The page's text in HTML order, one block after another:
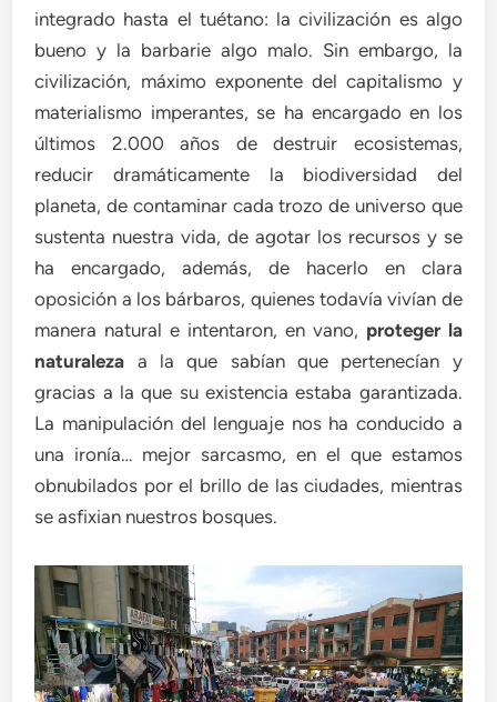
integrado hasta el tuétano: la civilización es algo
bueno y la barbarie algo malo. Sin embargo, la
civilización, máximo exponente del capitalismo y
materialismo imperantes, se ha encargado en los
últimos 2.000 años de destruir ecosistemas,
reducir dramáticamente la biodiversidad del
planeta, de contaminar cada trozo de universo que
sustenta nuestra vida, de agotar los recursos y se
ha encargado, además, de hacerlo en clara
oposición a los bárbaros, quienes todavía vivían de
manera natural e intentaron, en vano, proteger la
naturaleza a la que sabían que pertenecían y
gracias a la que su existencia estaba garantizada.
La manipulación del lenguaje nos ha conducido a
una ironía… mejor sarcasmo, en el que estamos
obnubilados por el brillo de las ciudades, mientras
se asfixian nuestros bosques.